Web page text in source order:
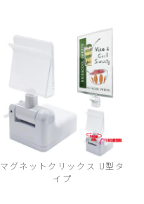
マグネットクリックス U型タ
イプ